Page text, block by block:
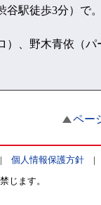
谷駅徒歩3分）で
）、野木青依（パ
ペー
個人情報保護方針|
じます。